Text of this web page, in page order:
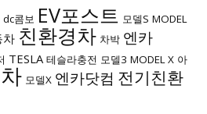
dc콤보 EV포스트 모델S MODEL
차 친환경차 차박 엔카
TESLA 테슬라충전 모델3 MODEL X 아
모델X 엔카닷컴 전기친환